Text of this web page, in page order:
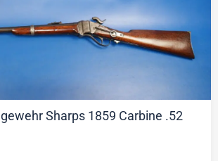
Sharps 1859 Carbine .52